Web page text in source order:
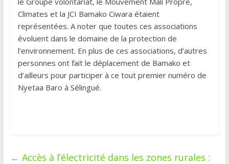
Climates et la JCI Bamako Ciwara étaient
représentées. A noter que toutes ces associations
évoluent dans le domaine de la protection de
l’environnement. En plus de ces associations, d’autres
personnes ont fait le déplacement de Bamako et
d’ailleurs pour participer à ce tout premier numéro de
Nyetaa Baro à Sélingué.
← Accès à l’électricité dans les zones rurales :